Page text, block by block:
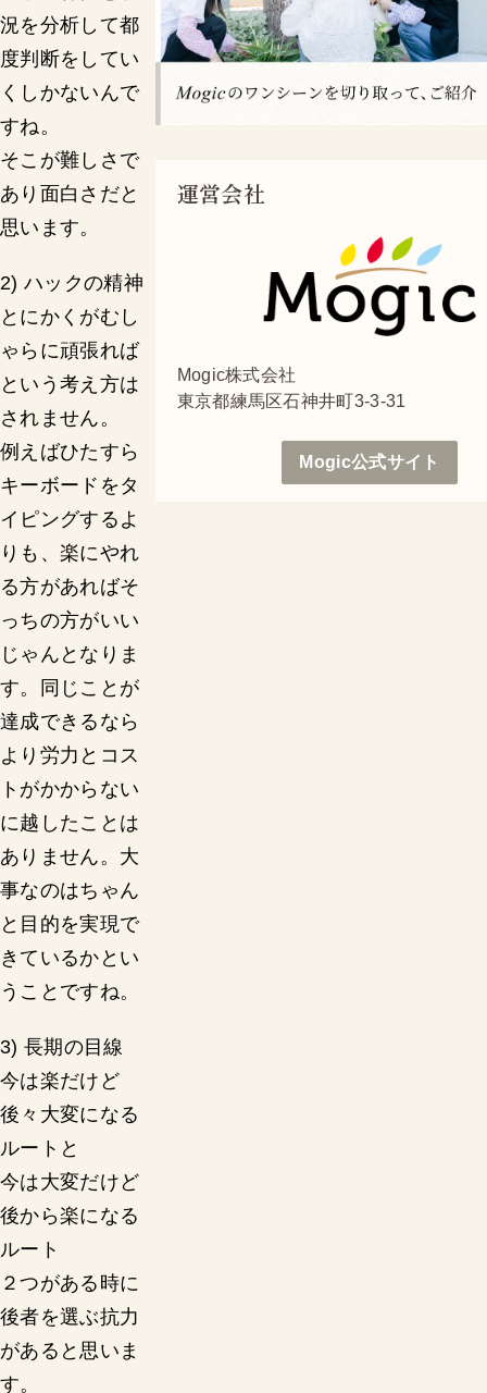
況を分析して都
度判断をしてい
くしかないんで
すね。
そこが難しさで
あり面白さだと
思います。
2) ハックの精神
とにかくがむし
ゃらに頑張れば
という考え方は
されません。
例えばひたすら
キーボードをタ
イピングするよ
りも、楽にやれ
る方があればそ
っちの方がいい
じゃんとなりま
す。同じことが
達成できるなら
より労力とコス
トがかからない
に越したことは
ありません。大
事なのはちゃん
と目的を実現で
きているかとい
うことですね。
3) 長期の目線
今は楽だけど
後々大変になる
ルートと
今は大変だけど
後から楽になる
ルート
２つがある時に
後者を選ぶ抗力
があると思いま
す。
運営会社
Mogic株式会社
東京都練馬区石神井町3-3-31
Mogic公式サイト